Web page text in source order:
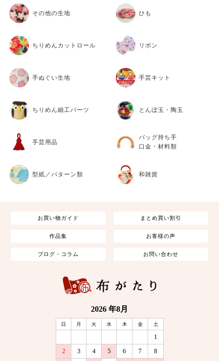
その他の生地 ひも
ちりめんカットロール リボン
手ぬぐい生地 手芸キット
ちりめん細工パーツ とんぼ玉・陶玉
手芸用品
バッグ持ち手
口金・材料類
型紙／パターン類 和雑貨
お買い物ガイド まとめ買い割引
作品集 お客様の声
ブログ・コラム お問い合わせ